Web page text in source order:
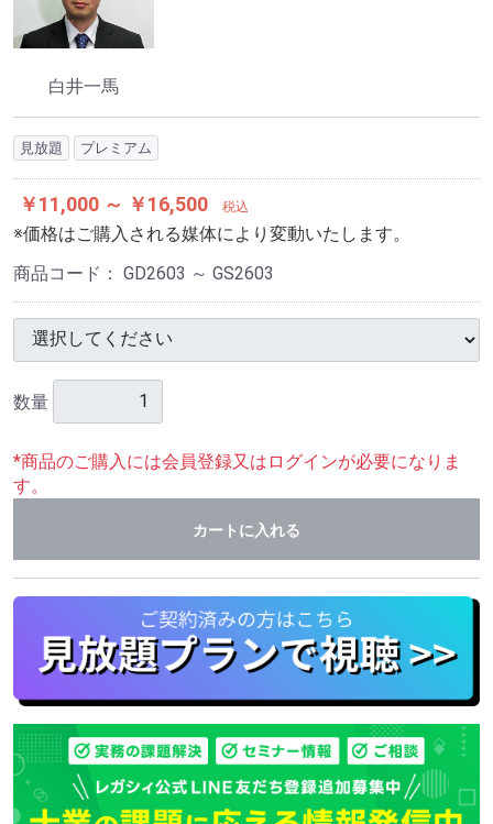
白井一馬
見放題 プレミアム
￥11,000 ～ ￥16,500 税込
※価格はご購入される媒体により変動いたします。
商品コード： GD2603 ～ GS2603
数量
*商品のご購入には会員登録又はログインが必要になりま
す。
カートに入れる